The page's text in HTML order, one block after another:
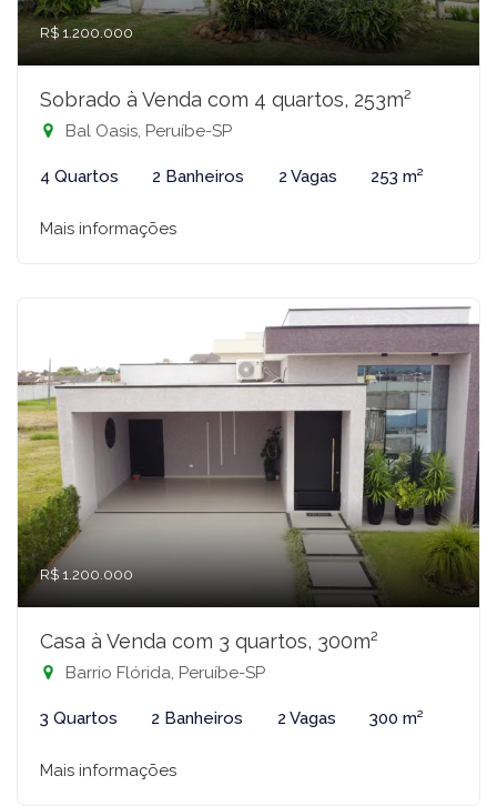
R$ 1.200.000
Sobrado à Venda com 4 quartos, 253m²
Bal Oasis, Peruíbe-SP
4 Quartos 2 Banheiros 2 Vagas 253 m²
Mais informações
R$ 1.200.000
Casa à Venda com 3 quartos, 300m²
Barrio Flórida, Peruíbe-SP
3 Quartos 2 Banheiros 2 Vagas 300 m²
Mais informações